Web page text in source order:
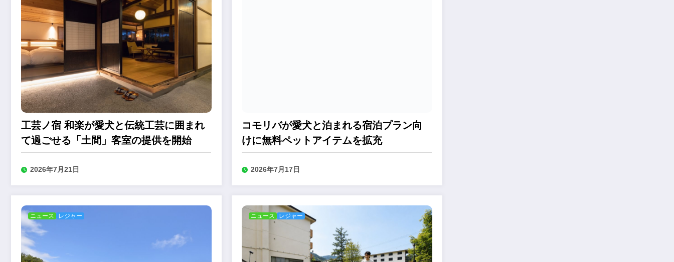
工芸ノ宿 和楽が愛犬と伝統工芸に囲まれ
て過ごせる「土間」客室の提供を開始
2026年7月21日
コモリバが愛犬と泊まれる宿泊プラン向
けに無料ペットアイテムを拡充
2026年7月17日
ニュース レジャー ニュース レジャー